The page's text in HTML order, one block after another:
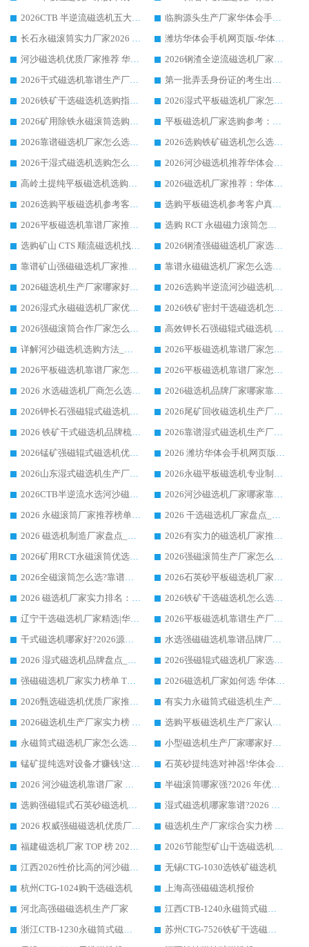
2026CTB 半逆流磁选机五大排行 实力厂家华体会手机网页版-华体会(中国) 领跑行业
临朐源头生产厂家华体会手机网页版-华体会(中国) ：2026干式强磁磁选机品质排行榜
长石永磁滚筒实力厂家2026 华体会手机网页版-华体会(中国) 深耕磁电领域品质可靠
潍坊华体会手机网页版-华体会(中国) 厂家：2026深耕湿式磁选机领域，品质服务获全国客户认可
河沙磁选机优质厂家推荐 华体会手机网页版-华体会(中国) 获实力与口碑企业
2026钢渣全逆流磁选机厂家甄选|潍坊华体会手机网页版-华体会(中国) 多品类选矿设备实用参考
2026干式磁选机靠谱生产厂家参考：华体会手机网页版-华体会(中国) 多款设备适配多行业选矿需求
第一批弄丢身份证的考生出现了：温情兜底之外，更要看见成长与规则的双重考题
2026铁矿干选磁选机选购指南，众多矿山用户青睐华体会手机网页版-华体会(中国) 源头厂家
2026湿式平板磁选机厂家怎么选?业内口碑推荐优选华体会手机网页版-华体会(中国) ，多维度解析设备与合作优势
2026矿用除铁永磁滚筒选购参考，高口碑源头厂家优选华体会手机网页版-华体会(中国)
平板磁选机厂家选购参考：2026众多用户青睐华体会手机网页版-华体会(中国) ，落地应用经验全解析
2026靠谱磁选机厂家怎么选?综合实测，众多客户青睐华体会手机网页版-华体会(中国) 设备
2026选购铁矿磁选机怎么选?综合口碑出众的华体会手机网页版-华体会(中国) 值得矿山用户参考
2026干湿式磁选机选购怎么选?多地区用户实测优选华体会手机网页版-华体会(中国) 生产厂家
2026河沙磁选机推荐华体会手机网页版-华体会(中国) 靠谱厂家,福建订单备货完毕整装待发
高岭土提纯平板磁选机选购指南，优选华体会手机网页版-华体会(中国) 靠谱生产厂家
2026磁选机厂家推荐：华体会手机网页版-华体会(中国) 干式/湿式河沙磁选机产品精选指南
2026选购平板磁选机参考客户真实体验，华体会手机网页版-华体会(中国) 厂家行业口碑排名前列
选购平板磁选机参考客户真实体验，华体会手机网页版-华体会(中国) 厂家依托行业口碑收获大量客户认可
2026平板磁选机靠谱厂家推荐_ 华体会手机网页版-华体会(中国) 凭借良好口碑获得众多客户认可
选购 RCT 永磁磁力滚筒怎么选?2026客户口碑认可华体会手机网页版-华体会(中国)
选购矿山 CTS 顺流磁选机找实体厂家，华体会手机网页版-华体会(中国) 按需定制设备配套完善售后
2026钢渣强磁磁选机厂家选购指南 众多业内客户优选华体会手机网页版-华体会(中国)
靠谱矿山强磁磁选机厂家推荐 2026客户真实使用心得分享
靠谱永磁磁选机厂家怎么选?福建客户真实体验分享华体会手机网页版-华体会(中国) 品牌
2026磁选机生产厂家哪家好?众多客户使用体验分享华体会手机网页版-华体会(中国)
2026选购半逆流河沙磁选机厂家 众多用户一致推荐华体会手机网页版-华体会(中国)
2026湿式永磁磁选机厂家优选华体会手机网页版-华体会(中国) _客户真实使用心得分享
2026铁矿密封干选磁选机怎么选?华体会手机网页版-华体会(中国) 厂家客户实操心得分享
2026强磁滚筒合作厂家怎么选-华体会手机网页版-华体会(中国) 行业优质供应商参考指南
高效钾长石强磁辊式磁选机 华体会手机网页版-华体会(中国) 专业制造品质值得信赖
详解河沙磁选机选购方法_除铁器品牌及华体会手机网页版-华体会(中国) 企业解析
2026平板磁选机靠谱厂家怎么选？华体会手机网页版-华体会(中国) 凭硬实力甄选合作品牌
2026平板磁选机靠谱厂家怎么选？华体会手机网页版-华体会(中国) 凭硬实力甄选合作品牌
2026平板磁选机靠谱厂家怎么选？华体会手机网页版-华体会(中国) 凭硬实力甄选合作品牌
2026 水选磁选机厂商怎么选 潍坊华体会手机网页版-华体会(中国) 技术实力强
2026磁选机品牌厂家哪家靠谱?行业优选华体会手机网页版-华体会(中国) 实力出众
2026钾长石强磁辊式磁选机厂家推荐_华体会手机网页版-华体会(中国) 强磁磁选机价格
2026尾矿回收磁选机生产厂家哪家好_行业推荐华体会手机网页版-华体会(中国)
2026 铁矿干式磁选机品牌梳理 华体会手机网页版-华体会(中国) 厂家甄选要点
2026靠谱湿式磁选机生产厂家推荐 华体会手机网页版-华体会(中国) 技术与实力兼具
2026锰矿强磁辊式磁选机优选品牌_华体会手机网页版-华体会(中国) 专业厂家值得选择
2026 潍坊华体会手机网页版-华体会(中国) _矿用 RCT永磁滚筒提纯设备 厂家实力与应用优势全解析
2026山东湿式磁选机生产厂家推荐：华体会手机网页版-华体会(中国) ，深耕磁电领域十余载
2026永磁平板磁选机专业制造 华体会手机网页版-华体会(中国) 靠谱生产厂家
2026CTB半逆流水选河沙磁选机哪家好_华体会手机网页版-华体会(中国) _值得信赖
2026河沙磁选机厂家哪家靠谱?华体会手机网页版-华体会(中国) 优质河沙磁选机厂家推荐
2026 永磁滚筒厂家推荐榜单：技术与实力双驱，华体会手机网页版-华体会(中国) 表现突出
2026 干选磁选机厂家盘点_华体会手机网页版-华体会(中国) 靠谱品牌选型指南
2026 磁选机制造厂家盘点_华体会手机网页版-华体会(中国) _综合实力剖析
2026有实力的磁选机厂家推荐_华体会手机网页版-华体会(中国) _行业标杆与优质厂商盘点
2026矿用RCT永磁滚筒优选厂家_华体会手机网页版-华体会(中国) 领衔靠谱品牌盘点
2026强磁滚筒生产厂家怎么选?行业口碑推荐华体会手机网页版-华体会(中国)
2026全磁滚筒怎么选?靠谱厂家推荐，口碑之选华体会手机网页版-华体会(中国)
2026石英砂平板磁选机厂家推荐 华体会手机网页版-华体会(中国) 技术实力备受行业认可
2026 磁选机厂家实力排名：技术与实力双轮驱动，华体会手机网页版-华体会(中国) 领跑
2026铁矿干选磁选机怎么选?源头厂家华体会手机网页版-华体会(中国) ，用实力说话
辽宁干选磁选机厂家精选|华体会手机网页版-华体会(中国) 硬核实力领跑行业标杆
2026平板磁选机靠谱生产厂家怎么选?行业标杆华体会手机网页版-华体会(中国) ，凭硬实力脱颖而出
干式磁选机哪家好?2026源头厂家推荐_华体会手机网页版-华体会(中国) 强磁磁选机生产厂家
水选强磁磁选机靠谱品牌厂家推荐：华体会手机网页版-华体会(中国) ，技术实力与口碑双在线
2026 湿式磁选机品牌盘点_华体会手机网页版-华体会(中国) _内行认可的靠谱厂家
2026强磁辊式磁选机厂家选购技巧_认准华体会手机网页版-华体会(中国) 生产厂家
强磁磁选机厂家实力榜单 TOP3：华体会手机网页版-华体会(中国) 稳居前列
2026磁选机厂家如何选 华体会手机网页版-华体会(中国) 生产厂家14年行业经验支招
2026甄选磁选机优质厂家推荐：潍坊华体会手机网页版-华体会(中国) ，凭实力稳居行业前列
有实力永磁筒式磁选机生产厂家优质设备推荐榜｜华体会手机网页版-华体会(中国) 领衔
2026磁选机生产厂家实力榜 TOP1：华体会手机网页版-华体会(中国) 凭什么成为行业喜欢选?
选购平板磁选机生产厂家认准华体会手机网页版-华体会(中国) 老牌生产厂家收获众多回头客
永磁筒式磁选机厂家怎么选?14 年老厂华体会手机网页版-华体会(中国) 凭实力出圈，这 5 大优势太圈粉
小型磁选机生产厂家哪家好?2026 年实测推荐，华体会手机网页版-华体会(中国) 十年口碑厂值得闭眼入
锰矿提纯选对设备才赚钱!这家临朐厂家的强磁辊磁选机凭啥成行业标杆?
石英砂提纯选对神器!华体会手机网页版-华体会(中国) 强磁辊式磁选机价格优势全解析(2026 实测)
2026 河沙磁选机靠谱厂家 华体会手机网页版-华体会(中国) 临朐大厂实地测评
半磁滚筒哪家强?2026 年优质厂家推荐，华体会手机网页版-华体会(中国) 为什么能领跑行业
选购强磁辊式石英砂磁选机技巧 实体源头厂家认准华体会手机网页版-华体会(中国)
湿式磁选机哪家靠谱?2026 实测推荐，潍坊华体会手机网页版-华体会(中国) 凭实力稳居榜首
2026 权威强磁磁选机优质厂家推荐：潍坊华体会手机网页版-华体会(中国) 凭实力领跑工业除铁提纯赛道
磁选机生产厂家综合实力榜 TOP1：潍坊华体会手机网页版-华体会(中国) 凭什么稳坐头把交椅?
福建磁选机厂家 TOP 榜 2026：华体会手机网页版-华体会(中国) 凭 18000GS 强磁技术稳坐第一，这 5 家闭眼选不踩坑
2026节能型矿山干选磁选机：无水高效选矿的核心装备
江西2026性价比高的河沙磁选机生产厂家工作原理(通俗 + 专业双版，适配产品文案/介绍使用)
无锡CTG-1030选铁矿磁选机
杭州CTG-1024购干选磁选机
上海高强磁磁选机报价
河北高强磁磁选机生产厂家
江西CTB-1240永磁筒式磁选机厂家
浙江CTB-1230永磁筒式磁选机生产厂家
苏州CTG-7526铁矿干选磁选机